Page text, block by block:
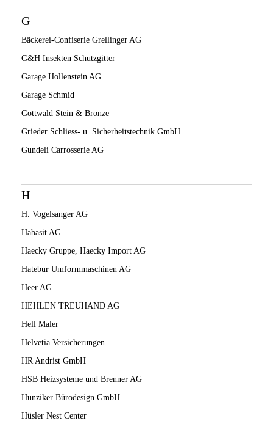
G
Bäckerei-Confiserie Grellinger AG
G&H Insekten Schutzgitter
Garage Hollenstein AG
Garage Schmid
Gottwald Stein & Bronze
Grieder Schliess- u. Sicherheitstechnik GmbH
Gundeli Carrosserie AG
H
H. Vogelsanger AG
Habasit AG
Haecky Gruppe, Haecky Import AG
Hatebur Umformmaschinen AG
Heer AG
HEHLEN TREUHAND AG
Hell Maler
Helvetia Versicherungen
HR Andrist GmbH
HSB Heizsysteme und Brenner AG
Hunziker Bürodesign GmbH
Hüsler Nest Center